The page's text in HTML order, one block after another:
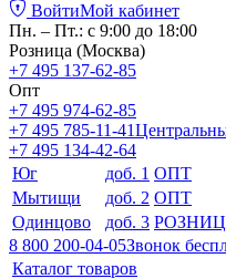
ВойтиМой кабинет
Пн. – Пт.: с 9:00 до 18:00
Розница (Москва)
+7 495 137-62-85
Опт
+7 495 974-62-85
+7 495 785-11-41
+7 495 134-42-64
Юг
доб. 1 ОПТ
Мытищи
доб. 2 ОПТ
Одинцово
доб. 3
8 800 200-04-05Звонок
Каталог товаров